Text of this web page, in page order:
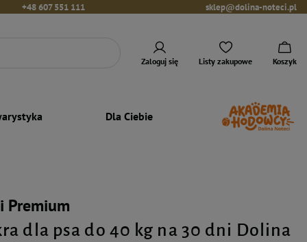
+48 607 551 111 sklep@dolina-noteci.pl
Zaloguj się Listy zakupowe Koszyk
Dla Ciebie
Premium
dla psa do 40 kg na 30 dni Dolina